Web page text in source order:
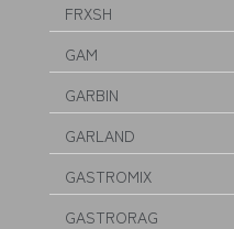
FRXSH
GAM
GARBIN
GARLAND
GASTROMIX
GASTRORAG